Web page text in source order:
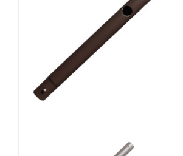
MOBILIARIO HINCHABLE
ACCESORIOS DE PISCINAS
RECAMBIOS DE PISCINAS